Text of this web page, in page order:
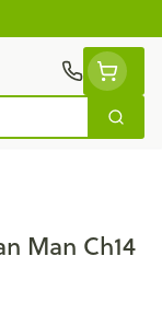
Zoek
Man Ch14